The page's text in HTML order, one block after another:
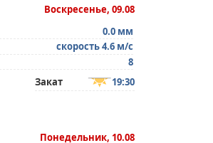
Воскресенье, 09.08
0.0 мм
скорость 4.6 м/с
8
Закат 19:30
Понедельник, 10.08